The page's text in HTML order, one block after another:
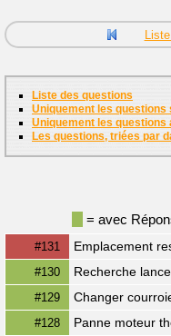
Liste des questions
Uniquement les questions
Uniquement les questions
Les questions, triées par
= avec
#131 Emplacement
#130 Recherche
#129 Changer
#128 Panne moteur